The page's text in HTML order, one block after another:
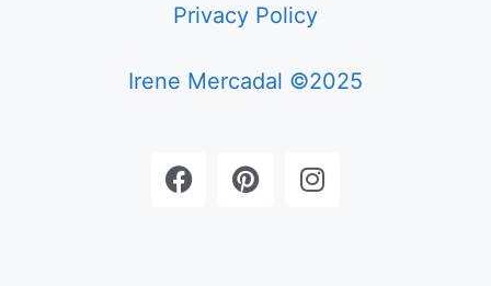
Privacy Policy
Irene Mercadal ©2025